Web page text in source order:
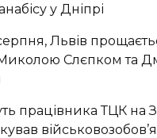
у Дніпрі
Львів
Слєпком та
працівника ТЦК на